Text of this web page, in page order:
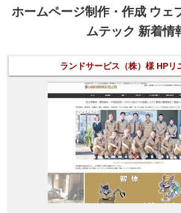
ホームページ制作・作成 ウェ
ムテック 新着情
ランドサービス（株）様 HPリ